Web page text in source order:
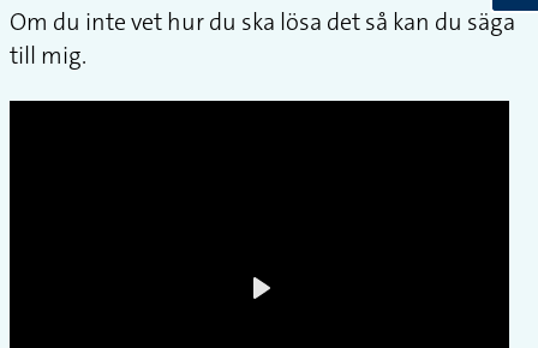
Om du inte vet hur du ska lösa det så kan du säga
till mig.